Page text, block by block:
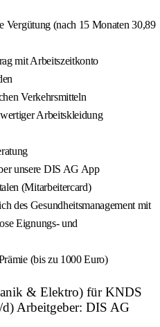
Vergütung (nach 15 Monaten 30,89
mit Arbeitszeitkonto
Verkehrsmitteln
Arbeitskleidung
unsere DIS AG App
(Mitarbeitercard)
des Gesundheitsmanagement mit
Eignungs- und
(bis zu 1000 Euro)
& Elektro) für KNDS
Arbeitgeber: DIS AG